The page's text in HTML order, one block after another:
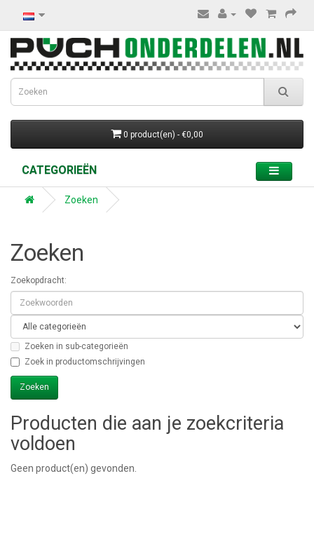
0 product(en) - €0,00
CATEGORIEËN
Zoeken
Zoeken
Zoekopdracht:
Zoeken in sub-categorieën
Zoek in productomschrijvingen
Producten die aan je zoekcriteria
voldoen
Geen product(en) gevonden.